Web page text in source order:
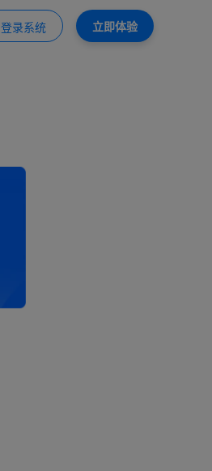
登录系统 立即体验